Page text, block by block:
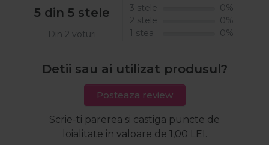
5 din 5 stele
Din 2 voturi
3 stele
0%
2 stele
0%
1 stea
0%
Detii sau ai utilizat produsul?
Posteaza review
Scrie-ti parerea si castiga puncte de
loialitate in valoare de 1,00 LEI.